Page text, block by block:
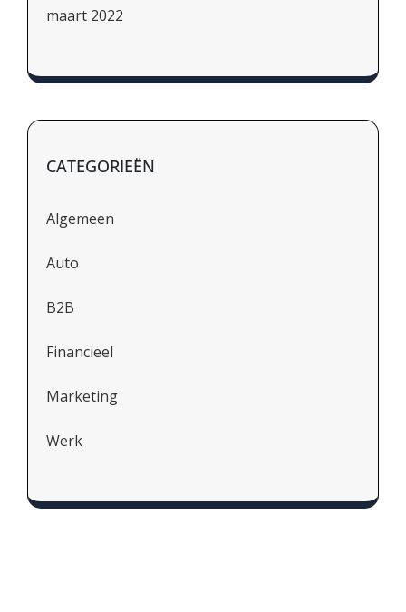
maart 2022
CATEGORIEËN
Algemeen
Auto
B2B
Financieel
Marketing
Werk